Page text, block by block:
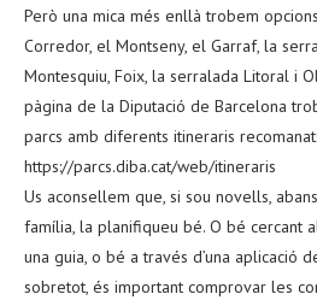
Però una mica més enllà trobem
Corredor, el Montseny, el Garraf, la
Montesquiu, Foix, la serralada Litoral i
pàgina de la Diputació de Barcelona
parcs amb diferents itineraris
https://parcs.diba.cat/web/itineraris
Us aconsellem que, si sou novells,
família, la planifiqueu bé. O bé cercant
una guia, o bé a través d’una aplicació
sobretot, és important comprovar les